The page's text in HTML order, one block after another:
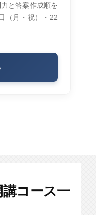
と答案作成順を
（月・祝）・22
講コース一